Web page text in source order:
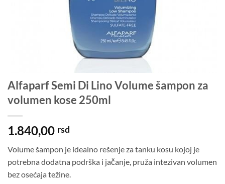
Alfaparf Semi Di Lino Volume šampon za
volumen kose 250ml
1.840,00 rsd
Volume šampon je idealno rešenje za tanku kosu kojoj je
potrebna dodatna podrška i jačanje, pruža intezivan volumen
bez osećaja težine.